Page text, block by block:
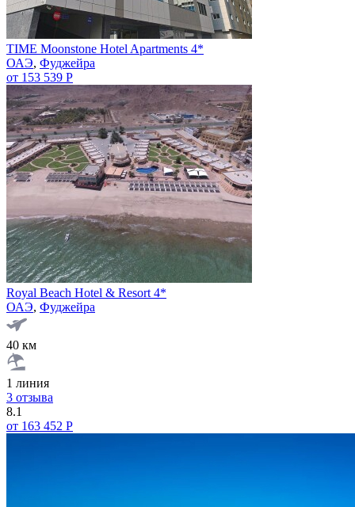
TIME Moonstone Hotel Apartments 4*
ОАЭ, Фуджейра
от 153 539 Р
Royal Beach Hotel & Resort 4*
ОАЭ, Фуджейра
40 км
1 линия
3 отзыва
8.1
от 163 452 Р